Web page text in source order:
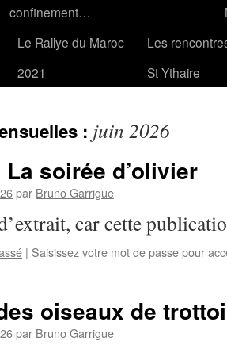
confinement…
Le Rallye du Maroc
2021
Les
St Ythaire
: juin 2026
soirée d’olivier
par Bruno Garrigue
car cette
| Saisissez votre mot de passe pour
oiseaux de
par Bruno Garrigue